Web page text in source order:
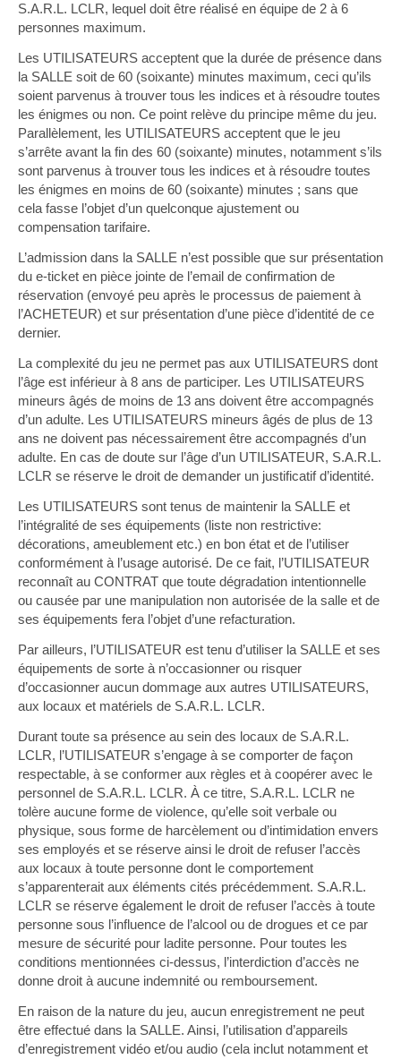
S.A.R.L. LCLR, lequel doit être réalisé en équipe de 2 à 6
personnes maximum.
Les UTILISATEURS acceptent que la durée de présence dans
la SALLE soit de 60 (soixante) minutes maximum, ceci qu’ils
soient parvenus à trouver tous les indices et à résoudre toutes
les énigmes ou non. Ce point relève du principe même du jeu.
Parallèlement, les UTILISATEURS acceptent que le jeu
s’arrête avant la fin des 60 (soixante) minutes, notamment s’ils
sont parvenus à trouver tous les indices et à résoudre toutes
les énigmes en moins de 60 (soixante) minutes ; sans que
cela fasse l’objet d’un quelconque ajustement ou
compensation tarifaire.
L’admission dans la SALLE n’est possible que sur présentation
du e-ticket en pièce jointe de l’email de confirmation de
réservation (envoyé peu après le processus de paiement à
l’ACHETEUR) et sur présentation d’une pièce d’identité de ce
dernier.
La complexité du jeu ne permet pas aux UTILISATEURS dont
l’âge est inférieur à 8 ans de participer. Les UTILISATEURS
mineurs âgés de moins de 13 ans doivent être accompagnés
d’un adulte. Les UTILISATEURS mineurs âgés de plus de 13
ans ne doivent pas nécessairement être accompagnés d’un
adulte. En cas de doute sur l’âge d’un UTILISATEUR, S.A.R.L.
LCLR se réserve le droit de demander un justificatif d’identité.
Les UTILISATEURS sont tenus de maintenir la SALLE et
l’intégralité de ses équipements (liste non restrictive:
décorations, ameublement etc.) en bon état et de l’utiliser
conformément à l’usage autorisé. De ce fait, l’UTILISATEUR
reconnaît au CONTRAT que toute dégradation intentionnelle
ou causée par une manipulation non autorisée de la salle et de
ses équipements fera l’objet d’une refacturation.
Par ailleurs, l’UTILISATEUR est tenu d’utiliser la SALLE et ses
équipements de sorte à n’occasionner ou risquer
d’occasionner aucun dommage aux autres UTILISATEURS,
aux locaux et matériels de S.A.R.L. LCLR.
Durant toute sa présence au sein des locaux de S.A.R.L.
LCLR, l’UTILISATEUR s’engage à se comporter de façon
respectable, à se conformer aux règles et à coopérer avec le
personnel de S.A.R.L. LCLR. À ce titre, S.A.R.L. LCLR ne
tolère aucune forme de violence, qu’elle soit verbale ou
physique, sous forme de harcèlement ou d’intimidation envers
ses employés et se réserve ainsi le droit de refuser l’accès
aux locaux à toute personne dont le comportement
s’apparenterait aux éléments cités précédemment. S.A.R.L.
LCLR se réserve également le droit de refuser l’accès à toute
personne sous l’influence de l’alcool ou de drogues et ce par
mesure de sécurité pour ladite personne. Pour toutes les
conditions mentionnées ci-dessus, l’interdiction d’accès ne
donne droit à aucune indemnité ou remboursement.
En raison de la nature du jeu, aucun enregistrement ne peut
être effectué dans la SALLE. Ainsi, l’utilisation d’appareils
d’enregistrement vidéo et/ou audio (cela inclut notamment et